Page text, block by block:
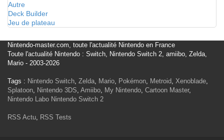
Autre
Deck Builder
Jeu de plateau
Nintendo-master.com, toute l'actualité Nintendo en France
Toute l'actualité Nintendo : Switch, Nintendo Switch 2, amiibo, Zelda,
Mario - 2003-2026
Tags : Nintendo Switch, Zelda, Mario, Pokémon, Metroid, Xenoblade,
Splatoon, Nintendo 3DS, Amiibo, My Nintendo, Cartoon Master,
Nintendo Labo Nintendo Switch 2
RSS Actu, RSS Tests